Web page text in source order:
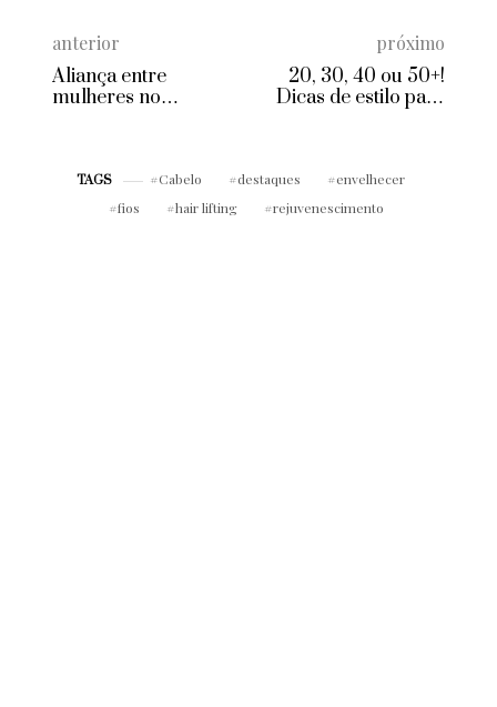
anterior
Aliança entre
mulheres no
próximo
20, 30, 40 ou 50+!
Dicas de estilo para
TAGS Cabelo destaques
envelhecer
fios
hair lifting rejuvenescimento